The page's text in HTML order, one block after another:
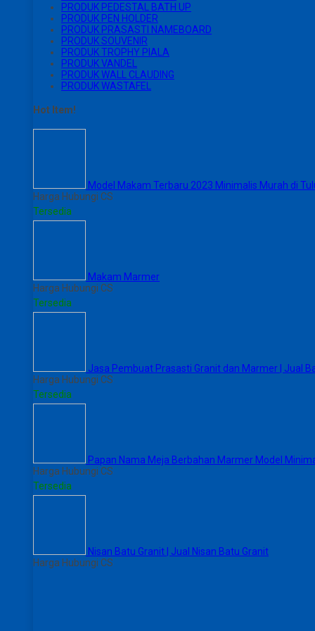
PRODUK PEDESTAL BATH UP
PRODUK PEN HOLDER
PRODUK PRASASTI NAMEBOARD
PRODUK SOUVENIR
PRODUK TROPHY PIALA
PRODUK VANDEL
PRODUK WALL CLAUDING
PRODUK WASTAFEL
Hot Item!
Model Makam Terbaru 2023 Minimalis Murah di
Harga Hubungi CS
Tersedia
Makam Marmer
Harga Hubungi CS
Tersedia
Jasa Pembuat Prasasti Granit dan Marmer | Jual
Harga Hubungi CS
Tersedia
Papan Nama Meja Berbahan Marmer Model
Harga Hubungi CS
Tersedia
Nisan Batu Granit | Jual Nisan Batu Granit
Harga Hubungi CS